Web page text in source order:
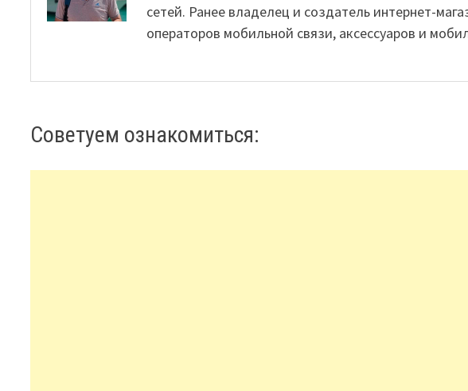
сетей. Ранее владелец и создатель интернет-
операторов мобильной связи, аксессуаров и
Советуем ознакомиться: